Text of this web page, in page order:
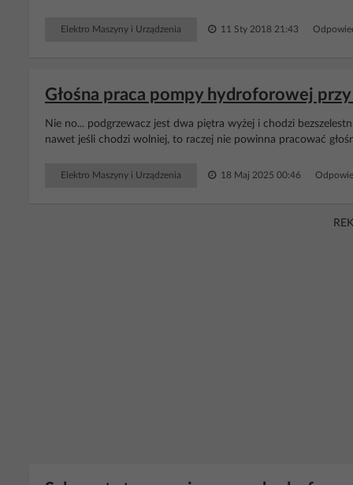
Elektro Maszyny i Urządzenia 11 Sty 2018 21:43
Głośna praca pompy hydroforowej
Nie no... podgrzewacz jest dwa piętra wyżej i chodzi
nawet jeśli chodzi wolniej, to raczej nie powinna pracować
Elektro Maszyny i Urządzenia 18 Maj 2025 00:46